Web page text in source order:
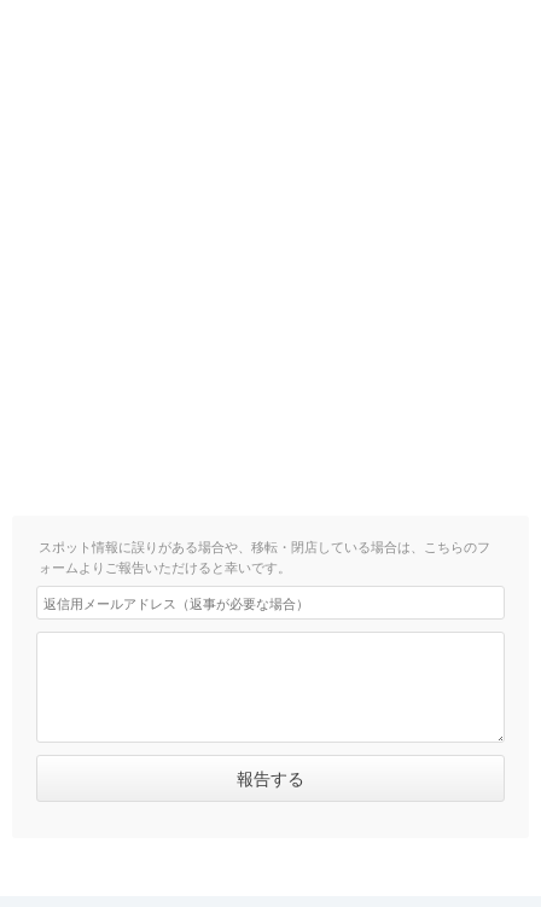
スポット情報に誤りがある場合や、移転・閉店している場合は、こちらのフ
ォームよりご報告いただけると幸いです。